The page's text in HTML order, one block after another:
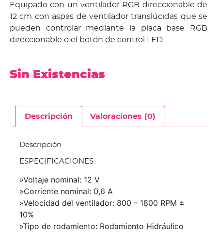
Equipado con un ventilador RGB direccionable de
12 cm con aspas de ventilador translúcidas que se
pueden controlar mediante la placa base RGB
direccionable o el botón de control LED.
Sin Existencias
Descripción Valoraciones (0)
Descripción
ESPECIFICACIONES
»Voltaje nominal: 12 V
»Corriente nominal: 0,6 A
»Velocidad del ventilador: 800 – 1800 RPM ±
10%
»Tipo de rodamiento: Rodamiento Hidráulico